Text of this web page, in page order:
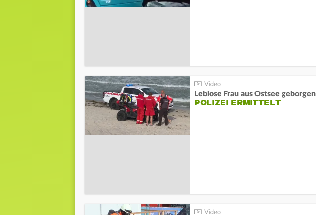
Leblose Frau aus Ostsee geborgen
POLIZEI ERMITTELT